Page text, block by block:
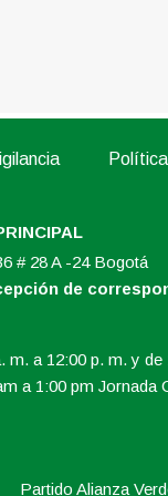
# 28 A -24 Bogotá
de
m. a 12:00 p. m. y de
a 1:00 pm Jornada
Partido Alianza